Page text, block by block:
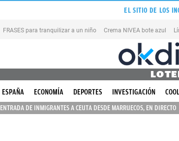
EL SITIO DE LOS
FRASES para tranquilizar a un niño Crema NIVEA bote azul
ESPAÑA ECONOMÍA DEPORTES INVESTIGACIÓN COOL
ENTRADA DE INMIGRANTES A CEUTA DESDE MARRUECOS, EN DIRECTO